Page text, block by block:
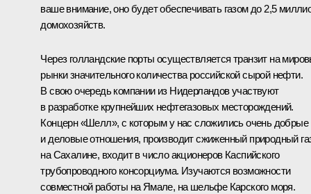
ваше внимание, оно будет обеспечивать газом до 2,5
домохозяйств.
Через голландские порты осуществляется транзит на
рынки значительного количества российской сырой нефти.
В свою очередь компании из Нидерландов участвуют
в разработке крупнейших нефтегазовых месторождений.
Концерн «Шелл», с которым у нас сложились очень добрые
и деловые отношения, производит сжиженный природный
на Сахалине, входит в число акционеров Каспийского
трубопроводного консорциума. Изучаются возможности
совместной работы на Ямале, на шельфе Карского моря.